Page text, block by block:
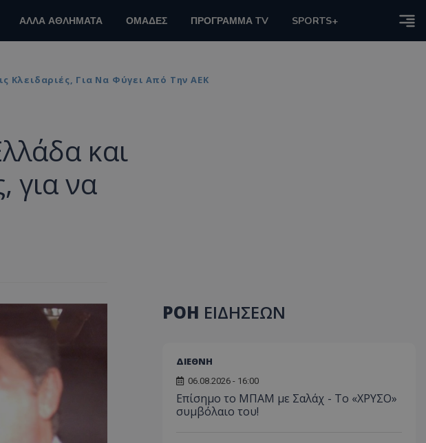
ΑΛΛΑ ΑΘΛΗΜΑΤΑ ΟΜΑΔΕΣ ΠΡΟΓΡΑΜΜΑ TV SPORTS+
Κλειδαριές, Για Να Φύγει Από Την ΑΕΚ
και
για να
ΡΟΗ ΕΙΔΗΣΕΩΝ
ΔΙΕΘΝΗ
06.08.2026 - 16:00
Επίσημο το ΜΠΑΜ με Σαλάχ - Το «ΧΡΥΣΟ»
συμβόλαιο του!